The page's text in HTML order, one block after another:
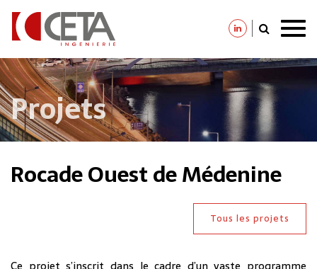
Aller
contenu
principal
Projets
Rocade Ouest de Médenine
Tous les projets